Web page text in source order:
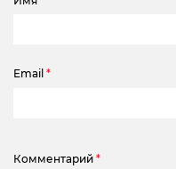
Email *
Комментарий *